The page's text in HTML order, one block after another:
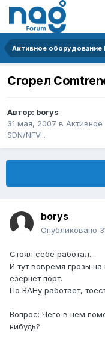
Сгорел
Автор: borys
31 мая, 2007 в Активное
SDN/NFV...
borys
Опубликовано
Стоял себе работал...
И тут вовремя грозы
езернет порт.
По ВАНу работает,
Вопрос: Чего в нем
нибудь?